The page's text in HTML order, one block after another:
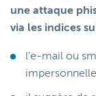
une attaque
via les indices
l’e-mail ou